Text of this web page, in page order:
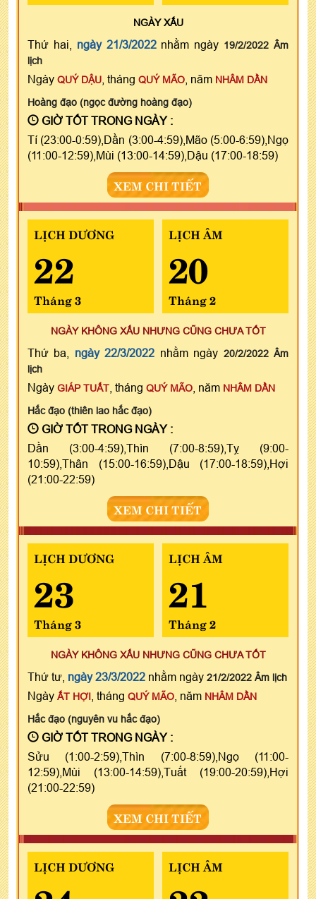
NGÀYXẤU
Thứ hai, ngày 21/3/2022nhằm ngày 19/2/2022 Âm
lịch
Ngày QUÝ DẬU , tháng QUÝ MÃO , năm NHÂM DẦN
Hoàng đạo (ngọc đường hoàng đạo)
GIỜ TỐT TRONG NGÀY :
Tí (23:00-0:59),Dần (3:00-4:59),Mão (5:00-6:59),Ngọ
(11:00-12:59),Mùi (13:00-14:59),Dậu (17:00-18:59)
XEM CHI TIẾT
LỊCH DƯƠNG
22
Tháng 3
LỊCH ÂM
20
Tháng 2
NGÀY KHÔNG XẤU NHƯNG CŨNG CHƯA TỐT
Thứ ba, ngày 22/3/2022 nhằm ngày 20/2/2022 Âm
lịch
Ngày GIÁP TUẤT , tháng QUÝ MÃO , năm NHÂM DẦN
Hắc đạo (thiên lao hắc đạo)
GIỜ TỐT TRONG NGÀY :
Dần (3:00-4:59),Thìn (7:00-8:59),Tỵ (9:00-
10:59),Thân (15:00-16:59),Dậu (17:00-18:59),Hợi
(21:00-22:59)
XEM CHI TIẾT
LỊCH DƯƠNG
23
Tháng 3
LỊCH ÂM
21
Tháng 2
NGÀY KHÔNG XẤU NHƯNG CŨNG CHƯA TỐT
Thứ tư, ngày 23/3/2022 nhằm ngày 21/2/2022 Âm lịch
Ngày ẤT HỢI , tháng QUÝ MÃO , năm NHÂM DẦN
Hắc đạo (nguyên vu hắc đạo)
GIỜ TỐT TRONG NGÀY :
Sửu (1:00-2:59),Thìn (7:00-8:59),Ngọ (11:00-
12:59),Mùi (13:00-14:59),Tuất (19:00-20:59),Hợi
(21:00-22:59)
XEM CHI TIẾT
LỊCH DƯƠNG LỊCH ÂM